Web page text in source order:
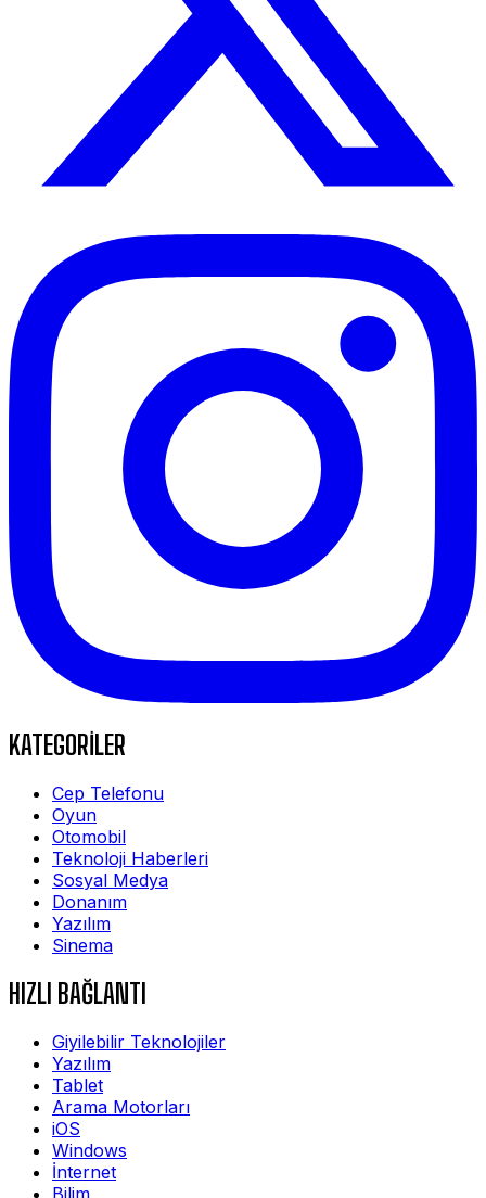
KATEGORİLER
Cep Telefonu
Oyun
Otomobil
Teknoloji Haberleri
Sosyal Medya
Donanım
Yazılım
Sinema
HIZLI BAĞLANTI
Giyilebilir Teknolojiler
Yazılım
Tablet
Arama Motorları
iOS
Windows
İnternet